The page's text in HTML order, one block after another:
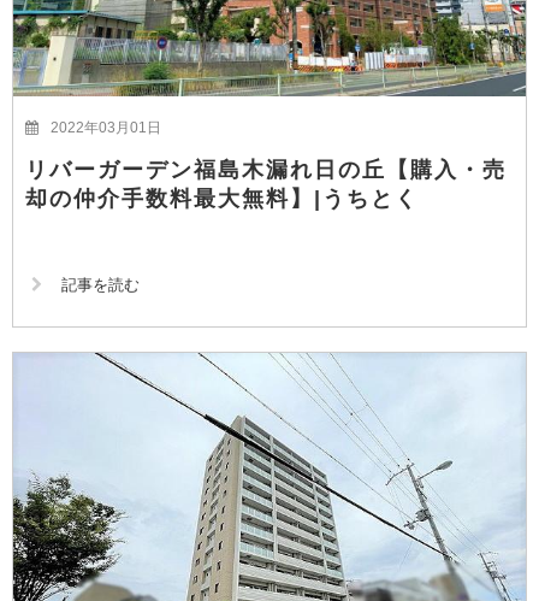
2022年03月01日
リバーガーデン福島木漏れ日の丘【購入・売
却の仲介手数料最大無料】|うちとく
記事を読む